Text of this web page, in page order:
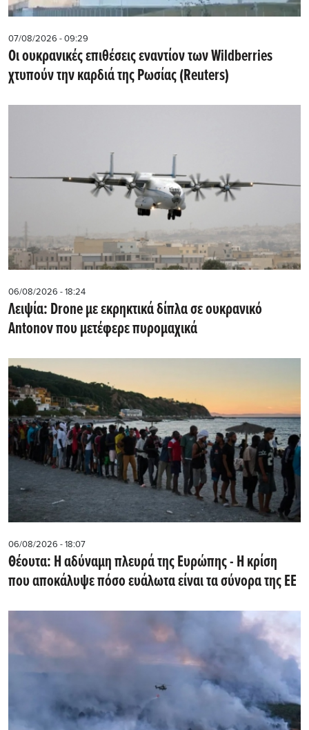
07/08/2026 - 09:29
Οι ουκρανικές επιθέσεις εναντίον των Wildberries
χτυπούν την καρδιά της Ρωσίας (Reuters)
06/08/2026 - 18:24
Λειψία: Drone με εκρηκτικά δίπλα σε ουκρανικό
Antonov που μετέφερε πυρομαχικά
06/08/2026 - 18:07
Θέουτα: Η αδύναμη πλευρά της Ευρώπης - Η κρίση
που αποκάλυψε πόσο ευάλωτα είναι τα σύνορα της ΕΕ